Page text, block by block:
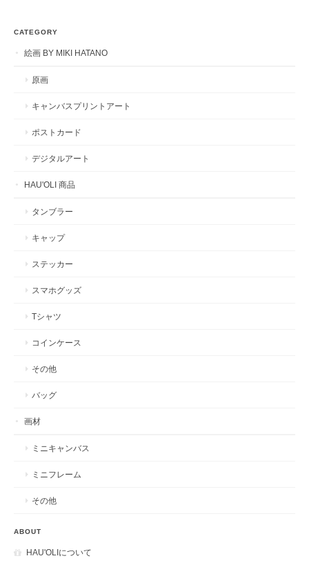
CATEGORY
絵画 BY MIKI HATANO
原画
キャンバスプリントアート
ポストカード
デジタルアート
HAU'OLI 商品
タンブラー
キャップ
ステッカー
スマホグッズ
Tシャツ
コインケース
その他
バッグ
画材
ミニキャンバス
ミニフレーム
その他
ABOUT
HAU'OLIについて